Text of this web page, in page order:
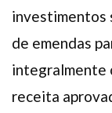
investimentos
de emendas
integralmente
receita